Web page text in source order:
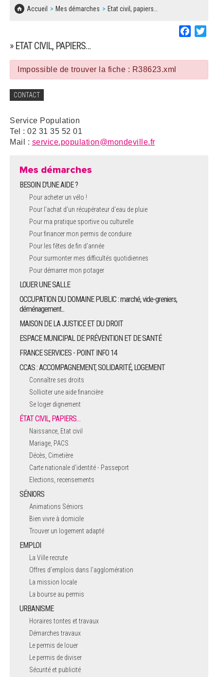
Accueil Mes démarches Etat civil, papiers…
» ETAT CIVIL, PAPIERS…
Impossible de trouver la fiche : R38623.xml
CONTACT
Service Population
Tel : 02 31 35 52 01
Mail : service.population@mondeville.fr
Mes démarches
BESOIN D'UNE AIDE ?
Pour acheter un vélo !
Pour l'achat d’un récupérateur d’eau de pluie
Pour ma pratique sportive ou culturelle
Pour financer mon permis de conduire
Pour les fêtes de fin d'année
Pour surmonter mes difficultés quotidiennes
Pour démarrer mon potager
LOUER UNE SALLE
OCCUPATION DU DOMAINE PUBLIC : marché, vide-greniers,
déménagement...
MAISON DE LA JUSTICE ET DU DROIT
ESPACE MUNICIPAL DE PRÉVENTION ET DE SANTÉ
FRANCE SERVICES - POINT INFO 14
CCAS : ACCOMPAGNEMENT, SOLIDARITÉ, LOGEMENT
Connaître ses droits
Solliciter une aide financière
Se loger dignement
ÉTAT CIVIL, PAPIERS…
Naissance, Etat civil
Mariage, PACS
Décès, Cimetière
Carte nationale d'identité - Passeport
Elections, recensements
SÉNIORS
Animations Séniors
Bien vivre à domicile
Trouver un logement adapté
EMPLOI
La Ville recrute
Offres d'emplois dans l'agglomération
La mission locale
La bourse au permis
URBANISME
Horaires tontes et travaux
Démarches travaux
Le permis de louer
Le permis de diviser
Sécurité et publicité
CONCERTATIONS PUBLIQUES
SOLIDARITÉ, LOGEMENT
SÉNIORS
EMPLOI
URBANISME
POLICE MUNICIPALE
BESOIN D'UNE AIDE ?
LES ASSOCIATIONS
MARCHÉS PUBLICS
DOCUMENT D'INFORMATION COMMUNAL
SUR LES RISQUES MAJEURS
REGLEMENT LOCAL DE PUBLICITÉ
DECLARATION DE DEMARCHAGE
DOSSIER DE DEMANDE DE SUBVENTION
DEMANDE DE PRÊT DE MATERIEL
FICHE D'ORGANISATION MANIFESTATION
PLAN D'ACTION MUNICIPAL
ARRÊTÉS MUNICIPAUX